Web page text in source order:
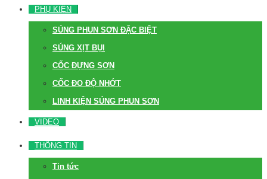
PHỤ KIỆN
SÚNG PHUN SƠN ĐẶC BIỆT
SÚNG XỊT BỤI
CỐC ĐỰNG SƠN
CỐC ĐO ĐỘ NHỚT
LINH KIỆN SÚNG PHUN SƠN
VIDEO
THÔNG TIN
Tin tức